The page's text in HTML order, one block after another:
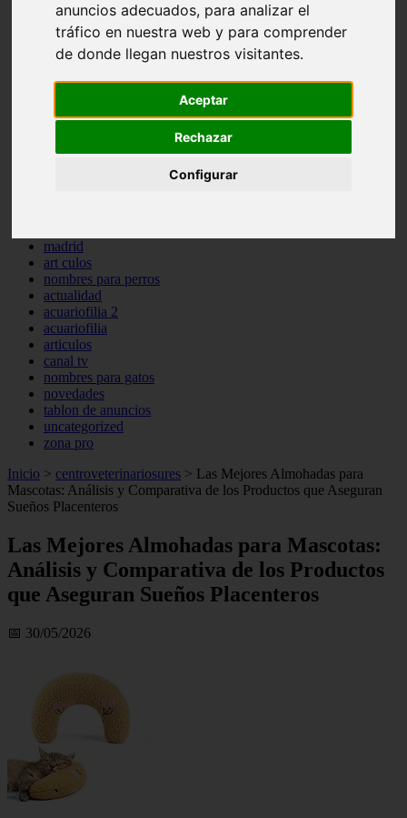
anuncios adecuados, para analizar el
tráfico en nuestra web y para comprender
de donde llegan nuestros visitantes.
Aceptar
Rechazar
Configurar
comercios
estanques
viajar
cr a
especies invasoras
madrid
art culos
nombres para perros
actualidad
acuariofilia 2
acuariofilia
articulos
canal tv
nombres para gatos
novedades
tablon de anuncios
uncategorized
zona pro
Inicio > centroveterinariosures > Las Mejores Almohadas para
Mascotas: Análisis y Comparativa de los Productos que Aseguran
Sueños Placenteros
Las Mejores Almohadas para Mascotas:
Análisis y Comparativa de los Productos
que Aseguran Sueños Placenteros
📅 30/05/2026